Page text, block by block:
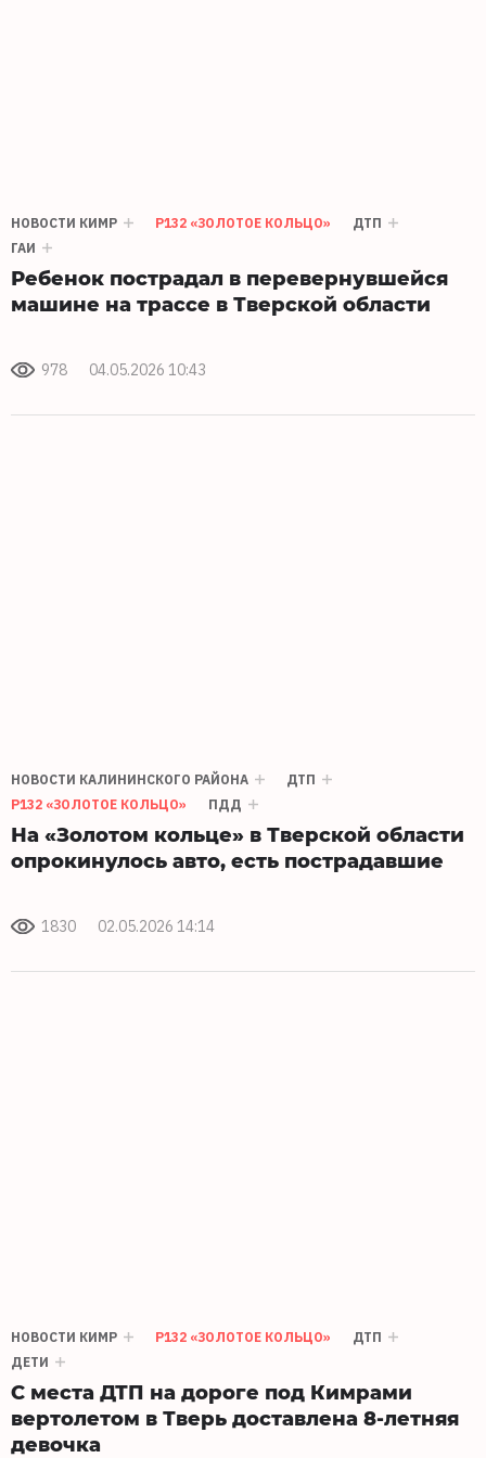
НОВОСТИ КИМР Р132 «ЗОЛОТОЕ КОЛЬЦО»
ДТП
ГАИ
Ребенок пострадал в перевернувшейся
машине на трассе в Тверской области
978 04.05.2026 10:43
НОВОСТИ КАЛИНИНСКОГО РАЙОНА
ДТП
Р132 «ЗОЛОТОЕ КОЛЬЦО»
ПДД
На «Золотом кольце» в Тверской области
опрокинулось авто, есть пострадавшие
1830 02.05.2026 14:14
НОВОСТИ КИМР Р132 «ЗОЛОТОЕ КОЛЬЦО»
ДТП
ДЕТИ
С места ДТП на дороге под Кимрами
вертолетом в Тверь доставлена 8-летняя
девочка